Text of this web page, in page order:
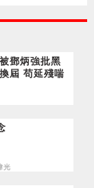
鄧炳強批黑
屆 苟延殘喘
光